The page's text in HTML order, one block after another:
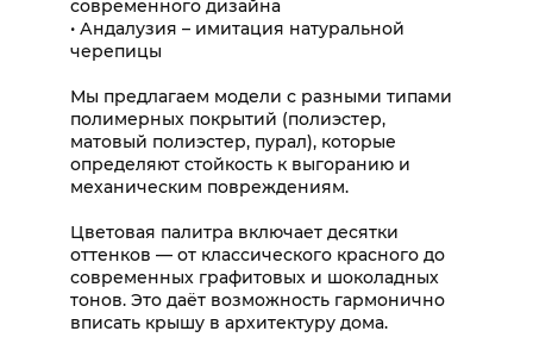
современного дизайна
• Андалузия – имитация натуральной
черепицы
Мы предлагаем модели с разными типами
полимерных покрытий (полиэстер,
матовый полиэстер, пурал), которые
определяют стойкость к выгоранию и
механическим повреждениям.
Цветовая палитра включает десятки
оттенков — от классического красного до
современных графитовых и шоколадных
тонов. Это даёт возможность гармонично
вписать крышу в архитектуру дома.